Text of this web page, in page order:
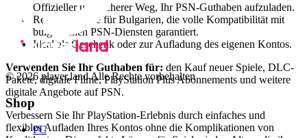
Offizieller und sicherer Weg, Ihr PSN-Guthaben aufzuladen.
Regionensperre für Bulgarien, die volle Kompatibilität mit
bulgarischen PSN-Diensten garantiert.
Ideal als Geschenk oder zur Aufladung des eigenen Kontos.
Verwenden Sie Ihr Guthaben für: den Kauf neuer Spiele, DLC-
Pakete, digitale Filme, PlayStation Plus Abonnements und weitere
digitale Angebote auf PSN.
Verbessern Sie Ihr PlayStation-Erlebnis durch einfaches und
flexibles Aufladen Ihres Kontos ohne die Komplikationen von
© 2026 player.land Alle Rechte vorbehalten
Shop
PC